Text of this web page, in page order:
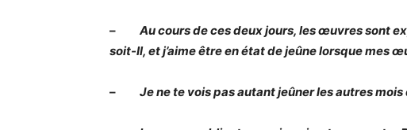
–
Au cours de ces deux jours, les œuvres sont
soit-Il, et j’aime être en état de jeûne lorsque mes
– Je ne te vois pas autant jeûner les autres